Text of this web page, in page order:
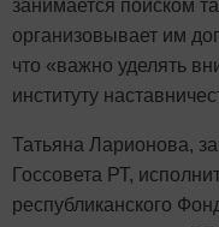
занимается поиском
организовывает им
что «важно уделять
институту
Татьяна Ларионова,
Госсовета РТ,
республиканского